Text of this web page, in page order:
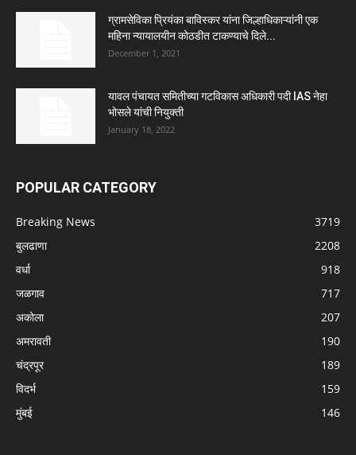
ग्रामसेविका प्रियंका बाविस्कर यांना जिल्हाधिकाऱ्यांनी एक
महिना न्यायालयीन कोठडीत टाकण्याचे दिले...
December 1, 2021
यावल पंचायत समितीच्या गटविकास अधिकारी पदी IAS नेहा
भोसले यांची नियुक्ती
January 18, 2022
POPULAR CATEGORY
Breaking News
3719
बुलढाणा
2208
वर्धा
918
जळगाव
717
अकोला
207
अमरावती
190
चंद्रपूर
189
विदर्भ
159
मुंबई
146